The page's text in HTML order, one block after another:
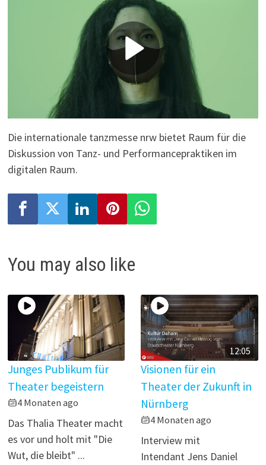
P
l
a
y
i
d
o
Die internationale tanzmesse nrw bietet Raum für die
Diskussion von Tanz- und Performancepraktiken im
digitalen Raum.
You may also like
Junges Publikum für
Theater begeistern
4 Monaten ago
Das Thalia Theater macht
es vor und holt mit "Die
Wut, die bleibt" ...
12:05
Visionen für ein
Theater der Zukunft in
Nürnberg
4 Monaten ago
Interview mit
Intendant Jens Daniel